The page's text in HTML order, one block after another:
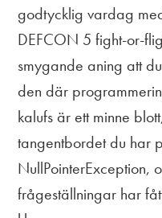
godtycklig vardag
DEFCON 5 fight-or-
smygande aning att
den där
kalufs är ett minne
tangentbordet du har
NullPointerException,
frågeställningar har